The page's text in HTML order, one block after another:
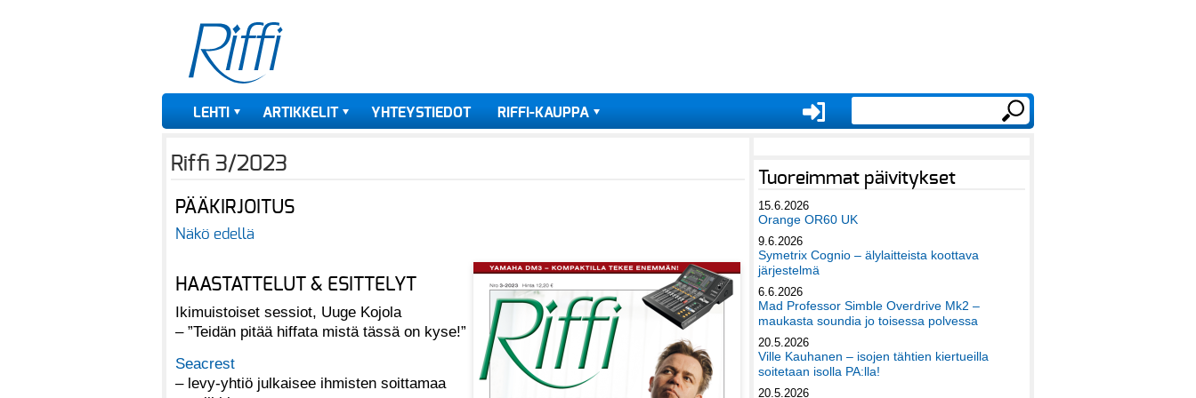
LEHTI ARTIKKELIT YHTEYSTIEDOT RIFFI-KAUPPA
Riffi 3/2023
PÄÄKIRJOITUS
Näkö edellä
HAASTATTELUT & ESITTELYT
Ikimuistoiset sessiot, Uuge Kojola
– ”Teidän pitää hiffata mistä tässä on kyse!”
Seacrest
– levy-­yhtiö julkaisee ihmisten soittamaa
Tuoreimmat päivitykset
15.6.2026
Orange OR60 UK
9.6.2026
Symetrix Cognio – älylaitteista koottava
järjestelmä
6.6.2026
Mad Professor Simble Overdrive Mk2 –
maukasta soundia jo toisessa polvessa
20.5.2026
Ville Kauhanen – isojen tähtien kiertueilla
soitetaan isolla PA:lla!
20.5.2026